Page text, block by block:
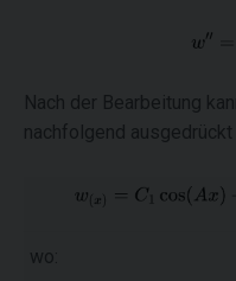
Nach der Bearbeitung
nachfolgend ausgedrückt
wo: